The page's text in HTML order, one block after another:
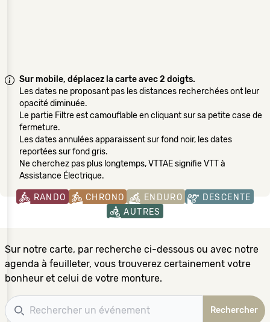
Sur mobile, déplacez la carte avec 2 doigts.
Les dates ne proposant pas les distances recherchées ont leur
opacité diminuée.
Le partie Filtre est camouflable en cliquant sur sa petite case de
fermeture.
Les dates annulées apparaissent sur fond noir, les dates
reportées sur fond gris.
Ne cherchez pas plus longtemps, VTTAE signifie VTT à
Assistance Électrique.
RANDO CHRONO ENDURO
DESCENTE
AUTRES
Sur notre carte, par recherche ci-dessous ou avec notre
agenda à feuilleter, vous trouverez certainement votre
bonheur et celui de votre monture.
Recherche